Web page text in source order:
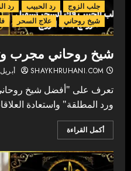
جلب الزوج
رد الحبيب رد
شيخ روحاني
علاج السحر
شيخ روحاني مجرب
SHAYKHRUHANI.COM أبريل 25, 2026
تعرف على "أفضل شيخ
ورد المطلقة" واستعادة
أكمل القراءة